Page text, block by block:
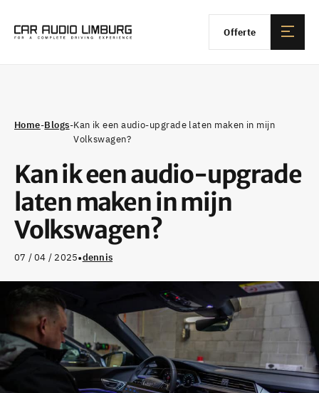
Offerte
Home-Blogs-Kan ik een audio-upgrade laten maken in mijn
Volkswagen?
Kan ik een audio-upgrade
laten maken in mijn
Volkswagen?
07 / 04 / 2025•dennis